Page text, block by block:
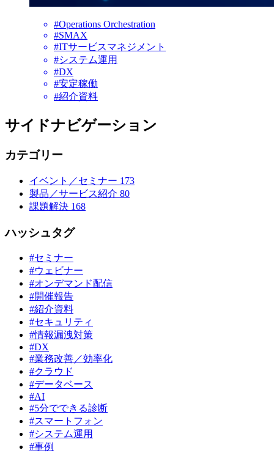
#Operations Orchestration
#SMAX
#ITサービスマネジメント
#システム運用
#DX
#安定稼働
#紹介資料
サイドナビゲーション
カテゴリー
イベント／セミナー 173
製品／サービス紹介 80
課題解決 168
ハッシュタグ
#セミナー
#ウェビナー
#オンデマンド配信
#開催報告
#紹介資料
#セキュリティ
#情報漏洩対策
#DX
#業務改善／効率化
#クラウド
#データベース
#AI
#5分でできる診断
#スマートフォン
#システム運用
#事例